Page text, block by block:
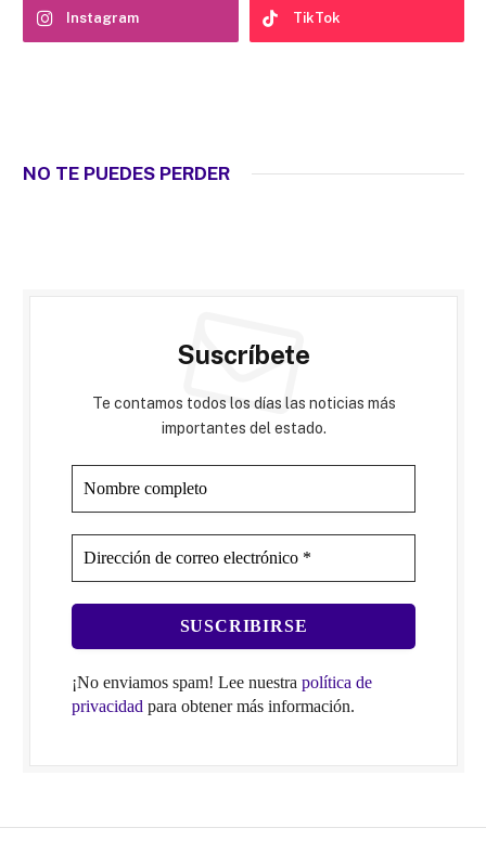
Instagram TikTok
NO TE PUEDES PERDER
Suscríbete
Te contamos todos los días las noticias más
importantes del estado.
¡No enviamos spam! Lee nuestra política de
privacidad para obtener más información.